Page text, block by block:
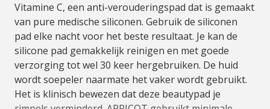
Vitamine C, een anti-verouderingspad dat is gemaakt
van pure medische siliconen. Gebruik de siliconen
pad elke nacht voor het beste resultaat. Je kan de
silicone pad gemakkelijk reinigen en met goede
verzorging tot wel 30 keer hergebruiken. De huid
wordt soepeler naarmate het vaker wordt gebruikt.
Het is klinisch bewezen dat deze beautypad je